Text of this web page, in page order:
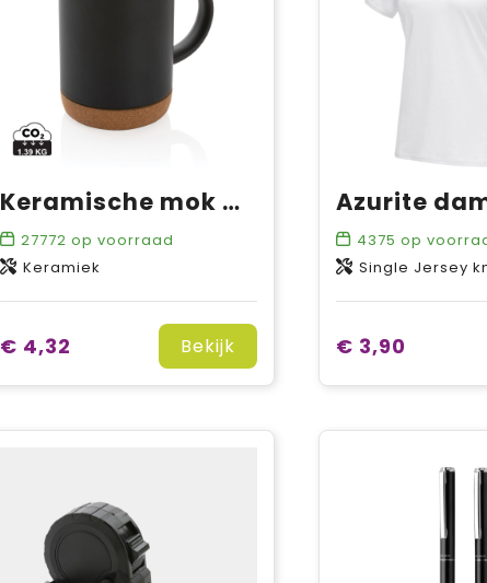
Keramische mok met kurken bodem 280 ml
27772 op voorraad
Keramiek
€ 4,32 Bekijk
4375 op
Single Jersey knit van
€ 3,90